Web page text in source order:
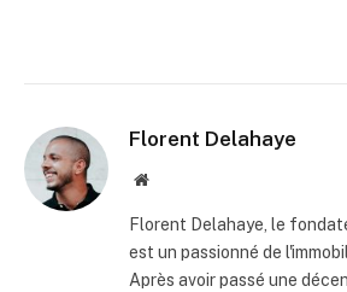
Florent Delahaye
Site
Florent Delahaye, le
est un passionné de
Après avoir passé une